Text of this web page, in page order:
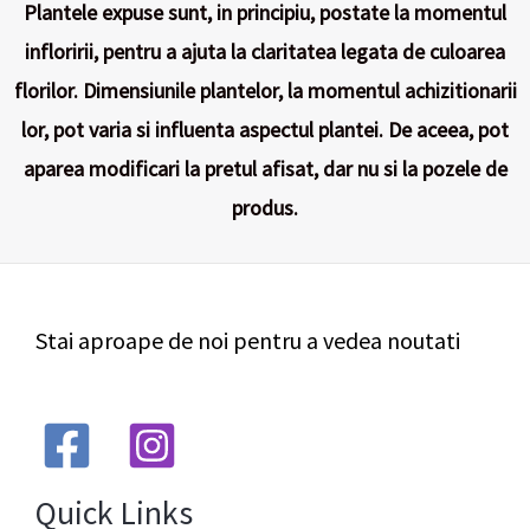
Plantele expuse sunt, in principiu, postate la momentul
infloririi, pentru a ajuta la claritatea legata de culoarea
florilor. Dimensiunile plantelor, la momentul achizitionarii
lor, pot varia si influenta aspectul plantei. De aceea, pot
aparea modificari la pretul afisat, dar nu si la pozele de
produs.
Stai aproape de noi pentru a vedea noutati
Quick Links